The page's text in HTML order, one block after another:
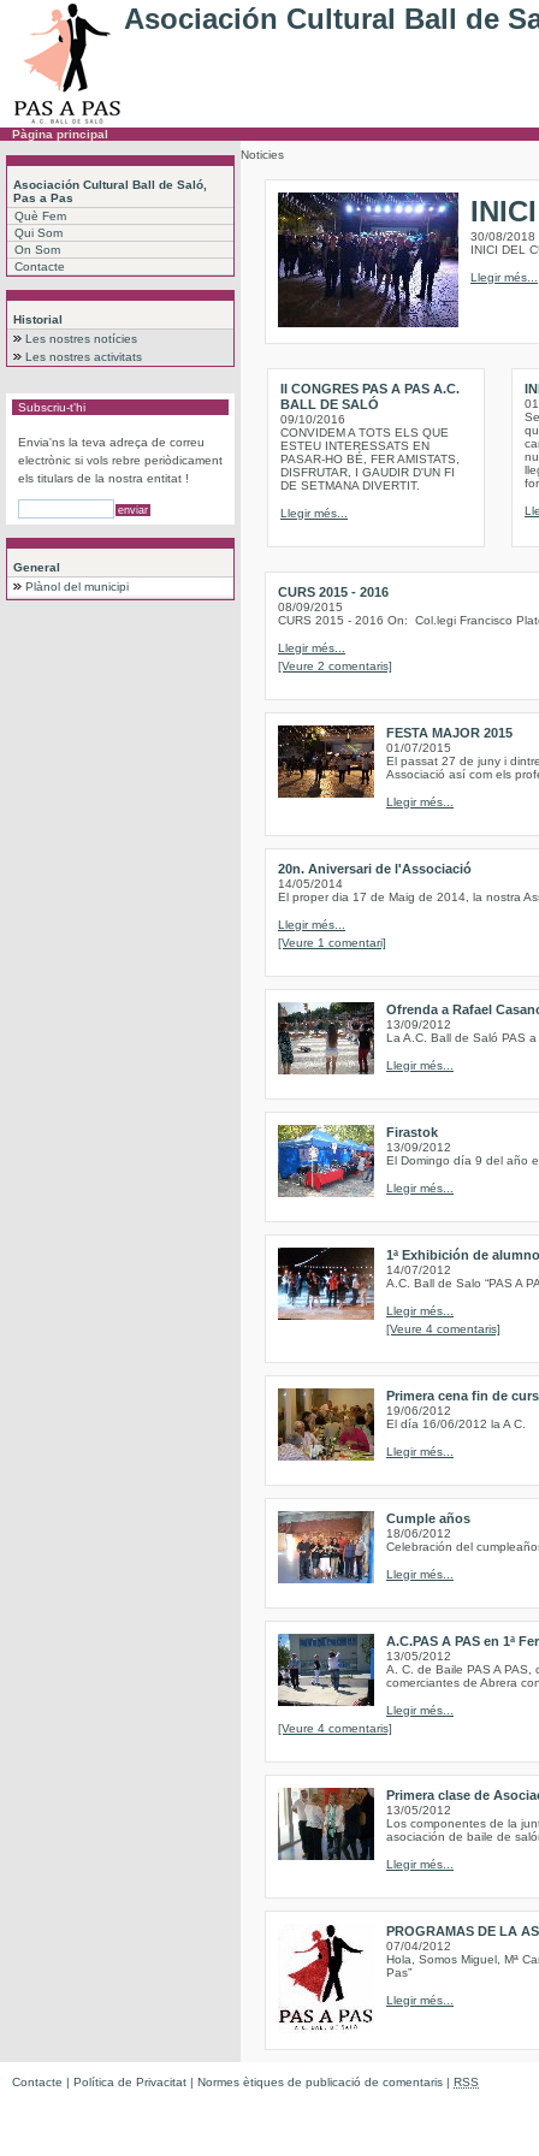
Asociación Cultural Ball de
Pàgina principal
Asociación Cultural Ball de Saló,
Pas a Pas
Què Fem
Qui Som
On Som
Contacte
Historial
Les nostres notícies
Les nostres activitats
Subscriu-t'hi
Envia'ns la teva adreça de correu
electrònic si vols rebre periòdicament
els titulars de la nostra entitat !
General
Plànol del municipi
Noticies
30/08/2018
INICI DEL
Llegir més...
II CONGRES PAS A PAS A.C.
BALL DE SALÓ
09/10/2016
CONVIDEM A TOTS ELS QUE
ESTEU INTERESSATS EN
PASAR-HO BÉ, FER AMISTATS,
DISFRUTAR, I GAUDIR D'UN FI
DE SETMANA DIVERTIT.
Llegir més...
CURS 2015 - 2016
08/09/2015
CURS 2015 - 2016 On: Col.legi Francisco
Llegir més...
[Veure 2 comentaris]
FESTA MAJOR 2015
01/07/2015
El passat 27 de juny i
Associació así com els
Llegir més...
20n. Aniversari de l'Associació
14/05/2014
El proper dia 17 de Maig de 2014, la nostra
Llegir més...
[Veure 1 comentari]
Ofrenda a Rafael
13/09/2012
La A.C. Ball de Saló PAS
Llegir més...
Firastok
13/09/2012
El Domingo día 9 del año
Llegir més...
1ª Exhibición de
14/07/2012
A.C. Ball de Salo “PAS A
Llegir més...
[Veure 4 comentaris]
Primera cena fin de
19/06/2012
El día 16/06/2012 la A C.
Llegir més...
Cumple años
18/06/2012
Celebración del
Llegir més...
A.C.PAS A PAS en 1ª
13/05/2012
A. C. de Baile PAS A
comerciantes de Abrera
Llegir més...
[Veure 4 comentaris]
Primera clase de
13/05/2012
Los componentes de la
asociación de baile de
Llegir més...
PROGRAMAS DE LA
07/04/2012
Hola, Somos Miguel, Mª
Pas”
Llegir més...
Contacte | Política de Privacitat | Normes ètiques de publicació de comentaris | RSS